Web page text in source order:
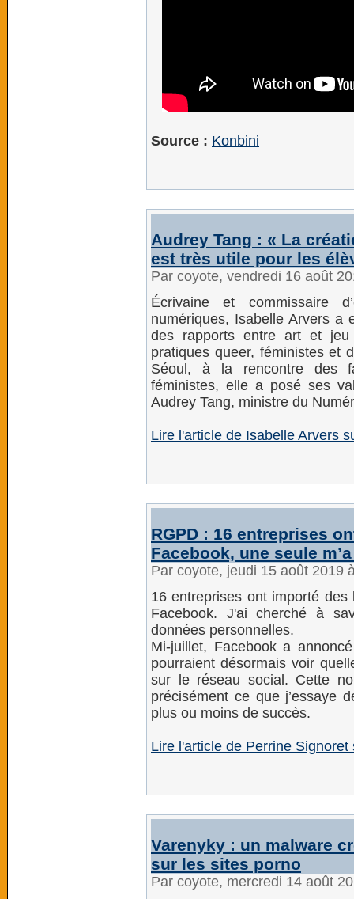
Source : Konbini
Audrey Tang : « La
est très utile pour les
Par coyote, vendredi 16 août
Écrivaine et commissaire
numériques, Isabelle Arvers a
des rapports entre art et
pratiques queer, féministes et
Séoul, à la rencontre des
féministes, elle a posé ses
Audrey Tang, ministre du
Lire l'article de Isabelle Arvers
RGPD : 16 entreprises
Facebook, une seule
Par coyote, jeudi 15 août 2019
16 entreprises ont importé
Facebook. J'ai cherché à
données personnelles.
Mi-juillet, Facebook a
pourraient désormais voir
sur le réseau social. Cette
précisément ce que j’essaye
plus ou moins de succès.
Lire l'article de Perrine Signoret
Varenyky : un malware
sur les sites porno
Par coyote, mercredi 14 août